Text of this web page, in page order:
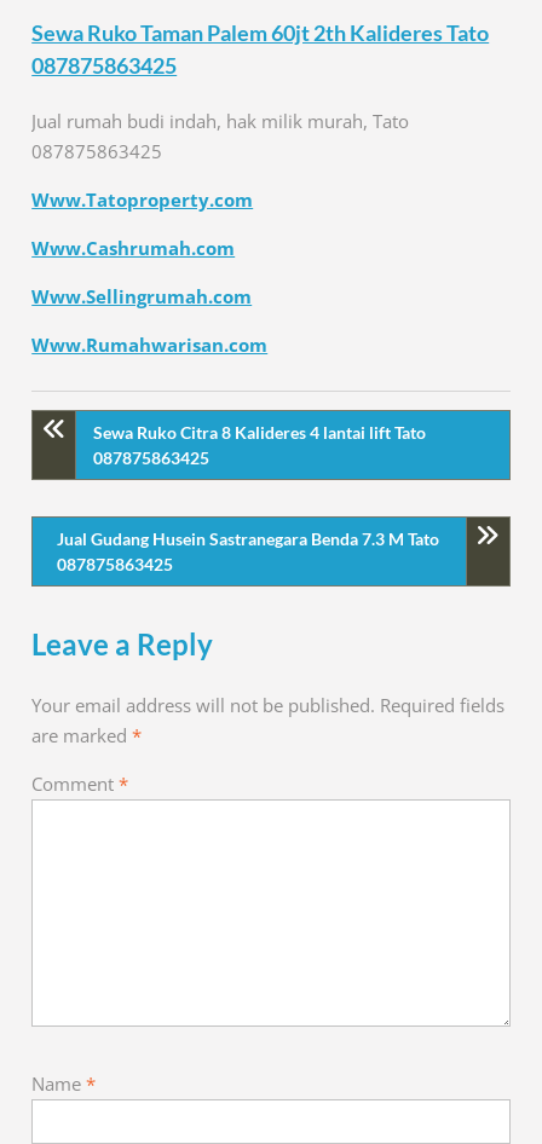
Sewa Ruko Taman Palem 60jt 2th Kalideres Tato
087875863425
Jual rumah budi indah, hak milik murah, Tato
087875863425
Www.Tatoproperty.com
Www.Cashrumah.com
Www.Sellingrumah.com
Www.Rumahwarisan.com
Sewa Ruko Citra 8 Kalideres 4 lantai lift Tato
087875863425
Jual Gudang Husein Sastranegara Benda 7.3 M Tato
087875863425
Leave a Reply
Your email address will not be published. Required fields
are marked*
Comment*
Name*